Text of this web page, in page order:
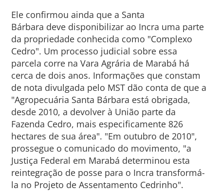
Ele confirmou ainda que a Santa
Bárbara deve disponibilizar ao Incra uma parte
da propriedade conhecida como "Complexo
Cedro". Um processo judicial sobre essa
parcela corre na Vara Agrária de Marabá há
cerca de dois anos. Informações que constam
de nota divulgada pelo MST dão conta de que a
"Agropecuária Santa Bárbara está obrigada,
desde 2010, a devolver à União parte da
Fazenda Cedro, mais especificamente 826
hectares de sua área". "Em outubro de 2010",
prossegue o comunicado do movimento, "a
Justiça Federal em Marabá determinou esta
reintegração de posse para o Incra transformá-
la no Projeto de Assentamento Cedrinho".